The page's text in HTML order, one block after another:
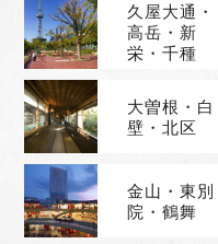
久屋大通・
高岳・新
栄・千種
大曽根・白
壁・北区
金山・東別
院・鶴舞